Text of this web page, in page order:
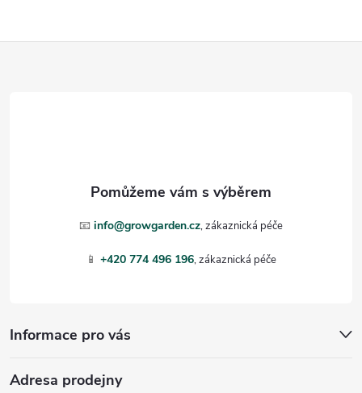
📧 info@growgarden.cz
📱 +420 774 496 196
Informace pro vás
Adresa prodejny